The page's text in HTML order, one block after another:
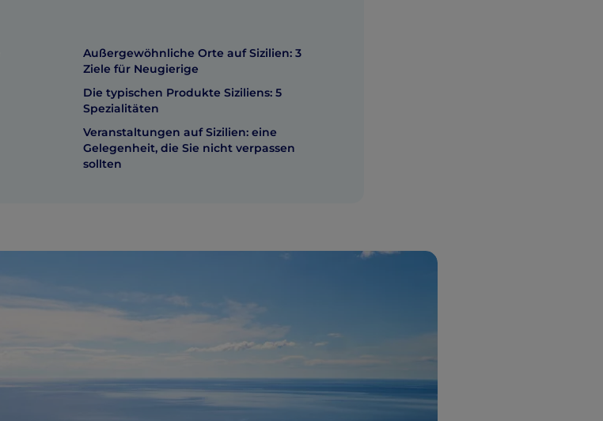
Außergewöhnliche Orte auf Sizilien: 3
Ziele für Neugierige
Die typischen Produkte Siziliens: 5
Spezialitäten
Veranstaltungen auf Sizilien: eine
Gelegenheit, die Sie nicht verpassen
sollten